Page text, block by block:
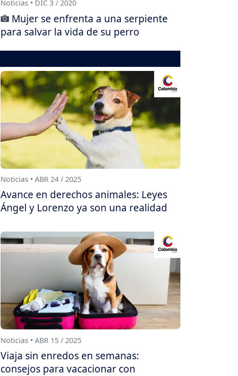
Noticias • DIC 3 / 2020
Mujer se enfrenta a una serpiente
para salvar la vida de su perro
Noticias • ABR 24 / 2025
Avance en derechos animales: Leyes
Ángel y Lorenzo ya son una realidad
Noticias • ABR 15 / 2025
Viaja sin enredos en semanas:
consejos para vacacionar con